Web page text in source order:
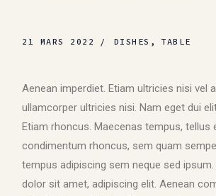
21 MARS 2022 DISHES TABLE
Aenean imperdiet. Etiam ultricies nisi vel
ullamcorper ultricies nisi. Nam eget dui
Etiam rhoncus. Maecenas tempus, tellus
condimentum rhoncus, sem quam
tempus adipiscing sem neque sed
dolor sit amet, adipiscing elit. Aenean